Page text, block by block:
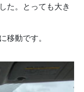
た。とっても大き
移動です。